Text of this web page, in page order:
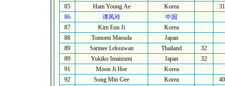
85
Ham Young Ae Korea
31
86
谭凤玲
中国
87
Kim Eun Ji
Korea
88
Tomomi Masuda
Japan
89
Sarinee Leksuwan Thailand
32
89
Yukiko Imaizumi Japan
32
91
Moon Ji Hee
Korea
92
Song Min Gee Korea
40